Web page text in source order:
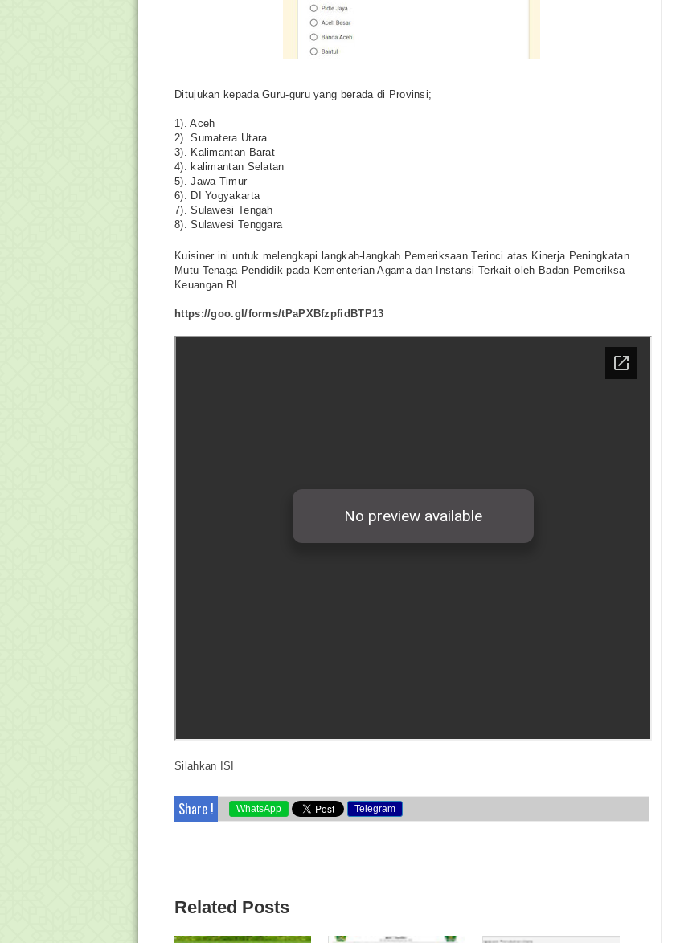
Ditujukan kepada Guru-guru yang berada di Provinsi;
1). Aceh
2). Sumatera Utara
3). Kalimantan Barat
4). kalimantan Selatan
5). Jawa Timur
6). DI Yogyakarta
7). Sulawesi Tengah
8). Sulawesi Tenggara
Kuisiner ini untuk melengkapi langkah-langkah Pemeriksaan Terinci atas Kinerja Peningkatan
Mutu Tenaga Pendidik pada Kementerian Agama dan Instansi Terkait oleh Badan Pemeriksa
Keuangan RI
https://goo.gl/forms/tPaPXBfzpfidBTP13
Silahkan ISI
Share ! WhatsApp Telegram
Related Posts